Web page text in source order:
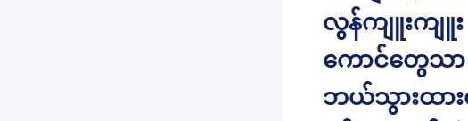
လွန်ကျူးကျူး
ကောင်တွေသာ
ဘယ်သွားထား